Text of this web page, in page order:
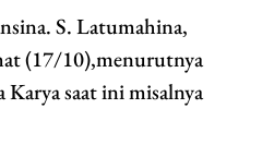
S. Latumahina,
(17/10),menurutnya
saat ini misalnya